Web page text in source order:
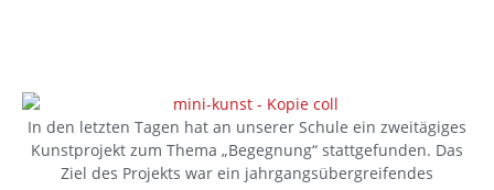
In den letzten Tagen hat an unserer Schule ein zweitägiges
Kunstprojekt zum Thema „Begegnung“ stattgefunden. Das
Ziel des Projekts war ein jahrgangsübergreifendes